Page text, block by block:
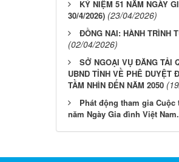
KỶ NIỆM 51 NĂM NGÀY
30/4/2026) (23/04/2026)
ĐỒNG NAI: HÀNH TRÌNH
(02/04/2026)
SỞ NGOẠI VỤ ĐĂNG TẢI
UBND TỈNH VỀ PHÊ DUYỆT
TẦM NHÌN ĐẾN NĂM 2050
Phát động tham gia
năm Ngày Gia đình Việt Nam.